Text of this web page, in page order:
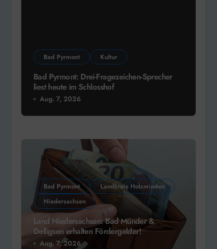
Bad Pyrmont Kultur
Bad Pyrmont: Drei-Fragezeichen-Sprecher
liest heute im Schlosshof
Aug. 7, 2026
Bad Pyrmont
Landkreis Holzminden
Niedersachsen
Land Niedersachsen: Bad Münder &
Delligsen erhalten Fördergelder!
Aug. 7, 2026